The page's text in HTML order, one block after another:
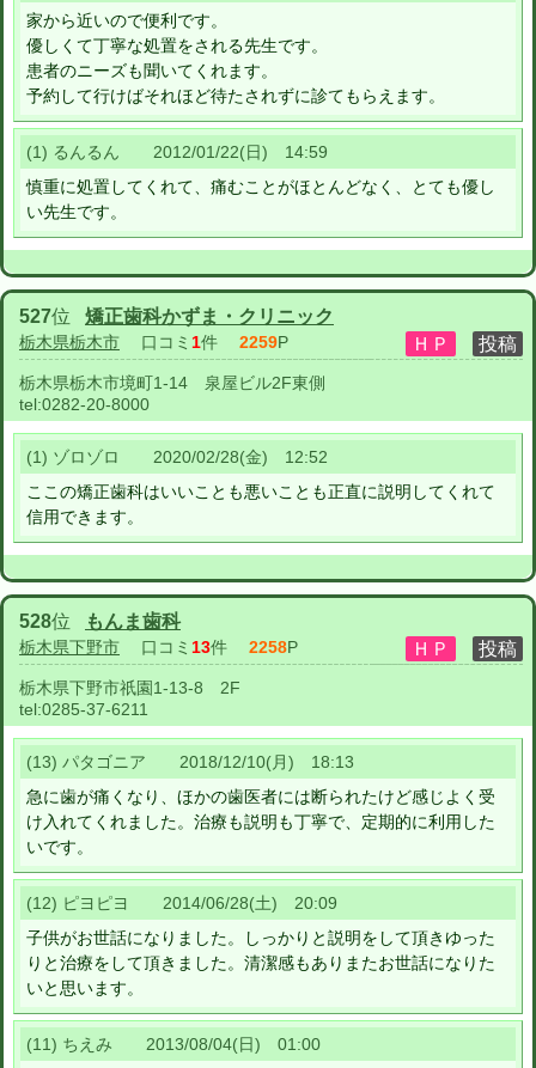
家から近いので便利です。
優しくて丁寧な処置をされる先生です。
患者のニーズも聞いてくれます。
予約して行けばそれほど待たされずに診てもらえます。
(1) るんるん 2012/01/22(日) 14:59
慎重に処置してくれて、痛むことがほとんどなく、とても優し
い先生です。
527位 矯正歯科かずま・クリニック
栃木県栃木市 口コミ 1件 2259P
栃木県栃木市境町1-14 泉屋ビル2F東側
tel:0282-20-8000
(1) ゾロゾロ 2020/02/28(金) 12:52
ここの矯正歯科はいいことも悪いことも正直に説明してくれて
信用できます。
528位 もんま歯科
栃木県下野市 口コミ 13件 2258P
栃木県下野市祇園1-13-8 2F
tel:0285-37-6211
(13) パタゴニア 2018/12/10(月) 18:13
急に歯が痛くなり、ほかの歯医者には断られたけど感じよく受
け入れてくれました。治療も説明も丁寧で、定期的に利用した
いです。
(12) ピヨピヨ 2014/06/28(土) 20:09
子供がお世話になりました。しっかりと説明をして頂きゆった
りと治療をして頂きました。清潔感もありまたお世話になりた
いと思います。
(11) ちえみ 2013/08/04(日) 01:00